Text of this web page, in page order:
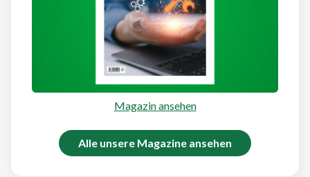
Magazin ansehen
Alle unsere Magazine ansehen